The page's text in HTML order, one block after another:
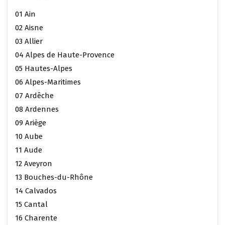
01 Ain
02 Aisne
03 Allier
04 Alpes de Haute-Provence
05 Hautes-Alpes
06 Alpes-Maritimes
07 Ardêche
08 Ardennes
09 Ariège
10 Aube
11 Aude
12 Aveyron
13 Bouches-du-Rhône
14 Calvados
15 Cantal
16 Charente